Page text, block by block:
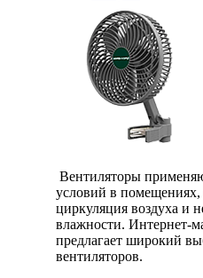
Вентиляторы
условий в помещениях,
циркуляция воздуха и
влажности. Интернет-
предлагает широкий
вентиляторов.